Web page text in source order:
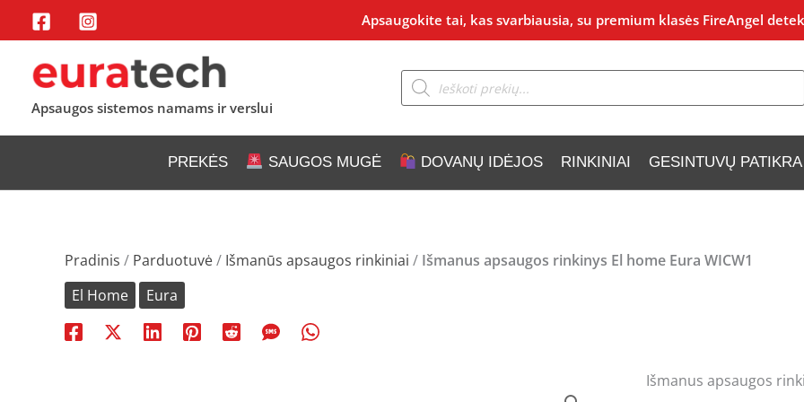
Pereiti
prie
turinio
Apsaugokite tai, kas svarbiausia, su premium klasės FireAngel
Apsaugos sistemos namams ir verslui
Products
search
PREKĖS SAUGOS MUGĖ DOVANŲ IDĖJOS RINKINIAI GESINTUVŲ PATIKRA
Pradinis / Parduotuvė/ Išmanūs apsaugos rinkiniai / Išmanus apsaugos rinkinys El home Eura WICW1
El Home
Eura
Išmanus apsaugos